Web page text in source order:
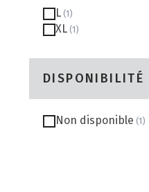
L
XL
DISPONIBILITÉ
Non disponible